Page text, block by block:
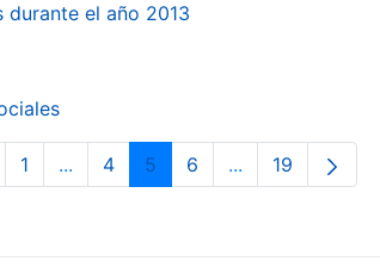
el año 2013
Páxina
1 ...Páxinas intermedias Use pestaña
Páxina
4 Páxina
5 Páxina
6 ...PáxinasPáxina
19